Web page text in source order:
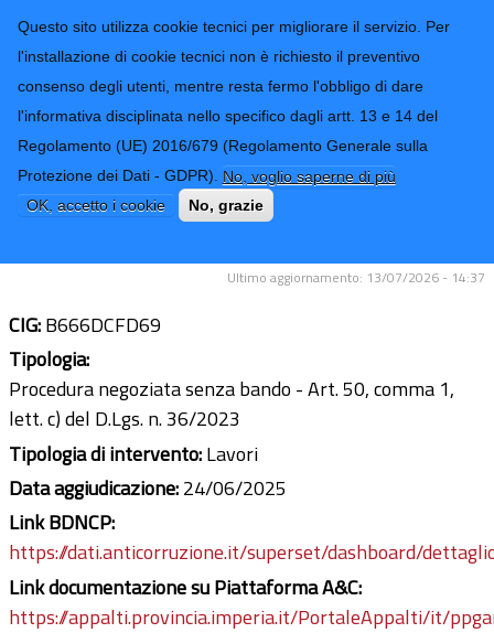
Questo sito utilizza cookie tecnici per migliorare il servizio. Per
l'installazione di cookie tecnici non è richiesto il preventivo
consenso degli utenti, mentre resta fermo l'obbligo di dare
l'informativa disciplinata nello specifico dagli artt. 13 e 14 del
Regolamento (UE) 2016/679 (Regolamento Generale sulla
Protezione dei Dati - GDPR). No, voglio saperne di più
OK, accetto i cookie
No, grazie
Provincia di
Imperia
CONTATTI-URP
TRASPARENZA
Form di ricerca
Lavori di ripristino sede stradale S.P.
28 di Caravonica dal km 2+000 al km
Ultimo aggiornamento: 13/07/2026 - 14:37
CIG:B666DCFD69
Tipologia:
Procedura negoziata senza bando - Art. 50, comma 1,
lett. c) del D.Lgs. n. 36/2023
Tipologia di intervento:Lavori
Data aggiudicazione:24/06/2025
Link BDNCP:
https://dati.anticorruzione.it/superset/dashboard/
Link documentazione su Piattaforma A&C:
https://appalti.provincia.imperia.it/PortaleAppalti/it/